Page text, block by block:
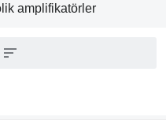
amplifikatörler